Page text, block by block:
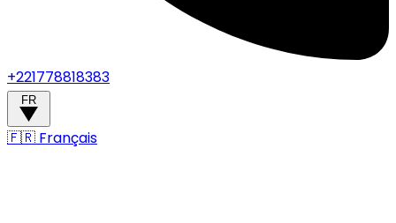
+221778818383
FR
🇫🇷 Français